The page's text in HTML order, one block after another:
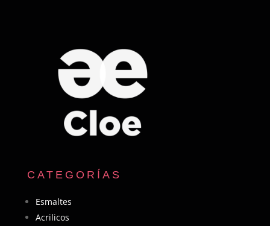
CATEGORÍAS
Esmaltes
Acrilicos